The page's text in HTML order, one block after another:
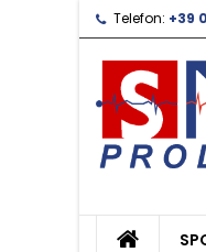
Telefon: +39